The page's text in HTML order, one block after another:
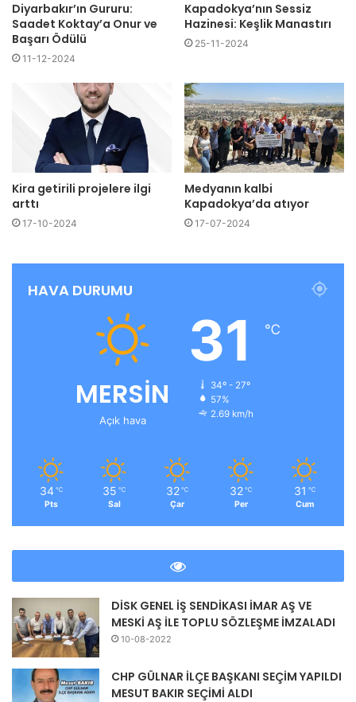
Diyarbakır’ın Gururu:
Saadet Koktay’a Onur ve
Başarı Ödülü
11-12-2024
Kapadokya’nın Sessiz
Hazinesi: Keşlik Manastırı
25-11-2024
Kira getirili projelere ilgi
arttı
17-10-2024
Medyanın kalbi
Kapadokya’da atıyor
17-07-2024
HAVA DURUMU
MERSİN
Açık hava
31 ℃
34º - 27º
57%
2.69 km/h
34 ℃
Pts
35 ℃
Sal
32 ℃
Çar
32 ℃
Per
31 ℃
Cum
DİSK GENEL İŞ SENDİKASI İMAR AŞ VE
MESKİ AŞ İLE TOPLU SÖZLEŞME İMZALADI
10-08-2022
CHP GÜLNAR İLÇE BAŞKANI SEÇİM YAPILDI
MESUT BAKIR SEÇİMİ ALDI